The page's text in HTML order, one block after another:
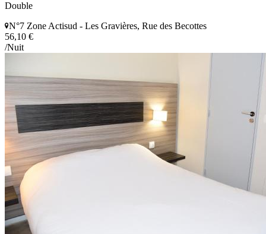
Double
N°7 Zone Actisud - Les Gravières, Rue des Becottes
56,10 €
/Nuit